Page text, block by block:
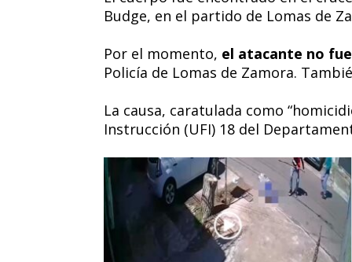
Budge, en el partido de Lomas de
Por el momento, el atacante no
Policía de Lomas de Zamora.
La causa, caratulada como
Instrucción (UFI) 18 del